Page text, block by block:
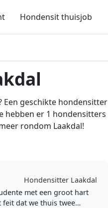
Hondensit thuisjob
Een geschikte hondensitter
hebben er 1 hondensitters
rondom Laakdal!
Hondensitter Laakdal
met een groot hart
dat we thuis twee